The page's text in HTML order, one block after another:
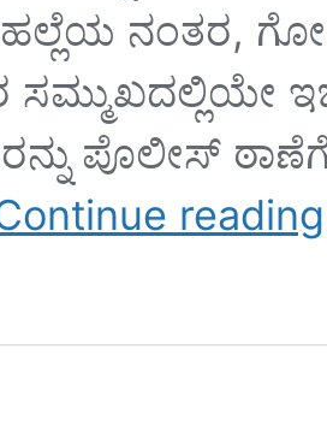
ಹಲ್ಲೆಯ ನಂತರ,
ಪೊಲೀಸ್
reading